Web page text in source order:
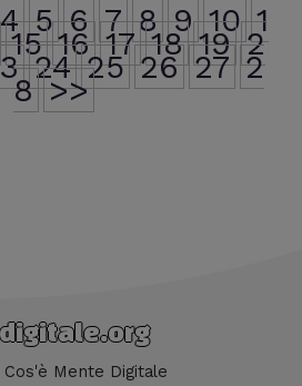
4 5 6 7 8 9 10 1
15 16 17 18 19 2
24 25 26 27 2
8 >>
Cos'è Mente Digitale